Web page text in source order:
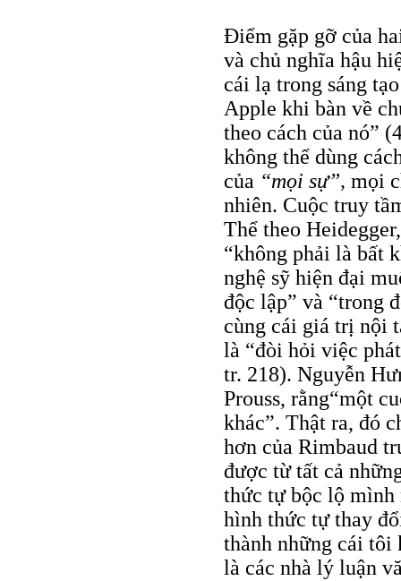
Điểm gặp gỡ của
và chủ nghĩa hậu
cái lạ trong sáng
Apple khi bàn về
theo cách của nó”
không thể dùng
của “mọi sự”, mọi
nhiên. Cuộc truy
Thể theo
“không phải là bất
nghệ sỹ hiện đại
độc lập” và “trong
cùng cái giá trị nội
là “đòi hỏi việc
tr. 218). Nguyễn
Prouss, rằng“một
khác”. Thật ra, đó
hơn của Rimbaud
được từ tất cả
thức tự bộc lộ mình
hình thức tự thay
thành những cái tôi
là các nhà lý luận